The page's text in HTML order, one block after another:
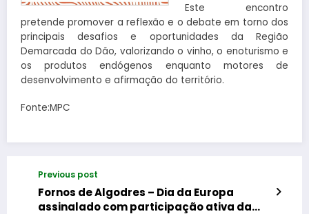
Este encontro
pretende promover a reflexão e o debate em torno dos
principais desafios e oportunidades da Região
Demarcada do Dão, valorizando o vinho, o enoturismo e
os produtos endógenos enquanto motores de
desenvolvimento e afirmação do território.
Fonte:MPC
Previous post
Fornos de Algodres – Dia da Europa
assinalado com participação ativa da